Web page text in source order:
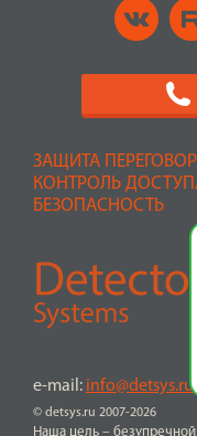
ЗАЩИТА
КОНТРОЛЬ
БЕЗОПАСНОСТЬ
© detsys.ru 2007-2026
e-mail: info@detsys.ru
Наша цель –